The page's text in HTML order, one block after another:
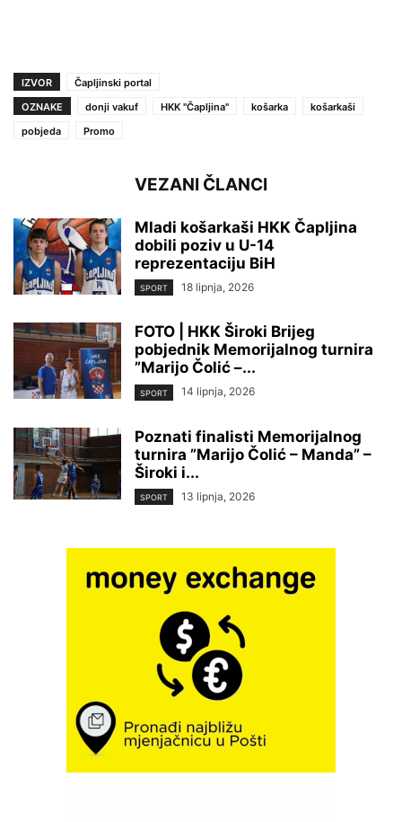
IZVOR
Čapljinski portal
OZNAKE
donji vakuf HKK ''Čapljina'' košarka
košarkaši
pobjeda
Promo
VEZANI ČLANCI
Mladi košarkaši HKK Čapljina
dobili poziv u U-14
reprezentaciju BiH
SPORT 18 lipnja, 2026
FOTO | HKK Široki Brijeg
pobjednik Memorijalnog turnira
”Marijo Čolić –...
SPORT 14 lipnja, 2026
Poznati finalisti Memorijalnog
turnira ”Marijo Čolić – Manda” –
Široki i...
SPORT 13 lipnja, 2026